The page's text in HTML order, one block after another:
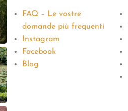
FAQ – Le vostre
domande più frequenti
Instagram
Facebook
Blog